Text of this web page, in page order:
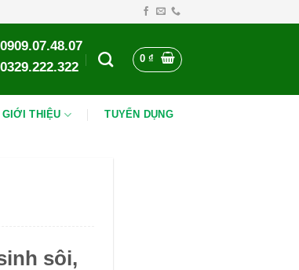
0909.07.48.07
0329.222.322
0₫
GIỚI THIỆU TUYỂN DỤNG
sôi,